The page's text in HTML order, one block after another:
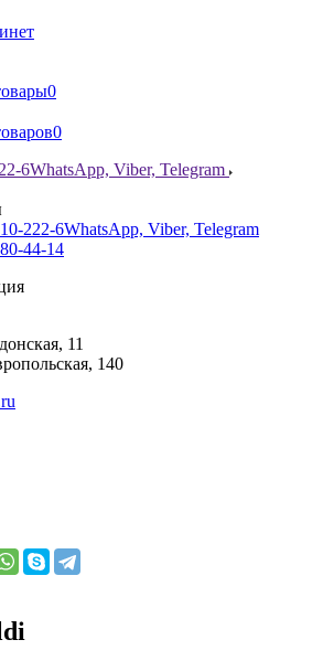
0
0
6WhatsApp, Viber, Telegram
222-6WhatsApp, Viber, Telegram
44-14
11
140